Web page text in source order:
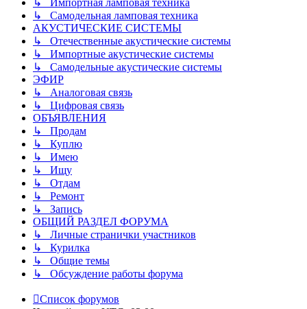
↳ Импортная ламповая техника
↳ Самодельная ламповая техника
АКУСТИЧЕСКИЕ СИСТЕМЫ
↳ Отечественные акустические системы
↳ Импортные акустические системы
↳ Самодельные акустические системы
ЭФИР
↳ Аналоговая связь
↳ Цифровая связь
ОБЪЯВЛЕНИЯ
↳ Продам
↳ Куплю
↳ Имею
↳ Ищу
↳ Отдам
↳ Ремонт
↳ Запись
ОБЩИЙ РАЗДЕЛ ФОРУМА
↳ Личные странички участников
↳ Курилка
↳ Общие темы
↳ Обсуждение работы форума
Список форумов